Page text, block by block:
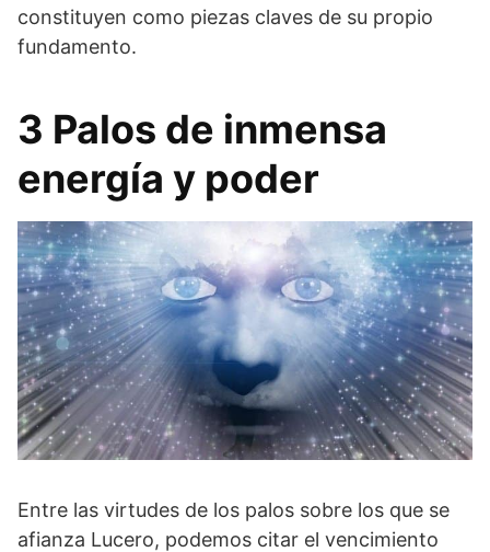
constituyen como piezas claves de su propio
fundamento.
3 Palos de inmensa
energía y poder
Entre las virtudes de los palos sobre los que se
afianza Lucero, podemos citar el vencimiento